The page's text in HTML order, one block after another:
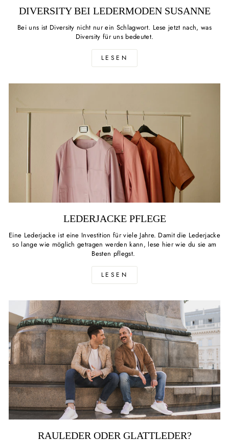
DIVERSITY BEI LEDERMODEN SUSANNE
Bei uns ist Diversity nicht nur ein Schlagwort. Lese jetzt nach, was
Diversity für uns bedeutet.
LESEN
LEDERJACKE PFLEGE
Eine Lederjacke ist eine Investition für viele Jahre. Damit die Lederjacke
so lange wie möglich getragen werden kann, lese hier wie du sie am
Besten pflegst.
LESEN
RAULEDER ODER GLATTLEDER?